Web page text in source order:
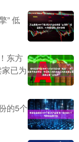
” 低
东方
已为
的5个